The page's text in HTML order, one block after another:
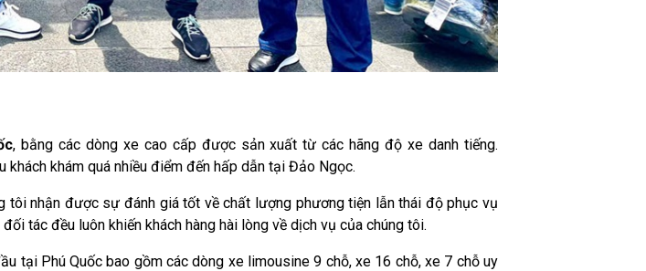
, bằng các dòng xe cao cấp được sản xuất từ các hãng độ xe danh tiếng.
khám quá nhiều điểm đến hấp dẫn tại Đảo Ngọc.
nhận được sự đánh giá tốt về chất lượng phương tiện lẫn thái độ phục vụ
tác đều luôn khiến khách hàng hài lòng về dịch vụ của chúng tôi.
tại Phú Quốc bao gồm các dòng xe limousine 9 chỗ, xe 16 chỗ, xe 7 chỗ uy